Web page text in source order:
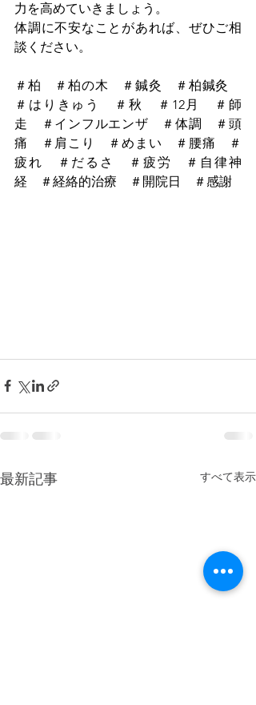
力を高めていきましょう。
体調に不安なことがあれば、ぜひご相
談ください。
＃柏　＃柏の木　＃鍼灸　＃柏鍼灸
＃はりきゅう　＃秋　＃12月　＃師
走　＃インフルエンザ　＃体調　＃頭
痛　＃肩こり　＃めまい　＃腰痛　＃
疲れ　＃だるさ　＃疲労　＃自律神
経　＃経絡的治療　＃開院日　＃感謝
最新記事 すべて表示